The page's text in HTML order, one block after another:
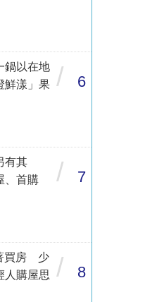
鍋以在地
鮮漾」果 / 6
有其
、首購
/ 7
買房 少
人購屋思
/ 8